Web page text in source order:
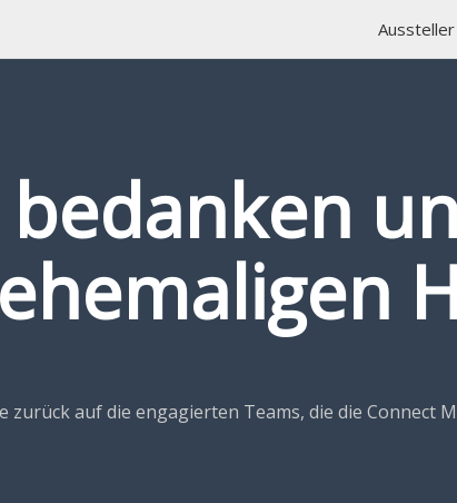
Aussteller
ehemaligen
zurück auf die engagierten Teams, die die Connect